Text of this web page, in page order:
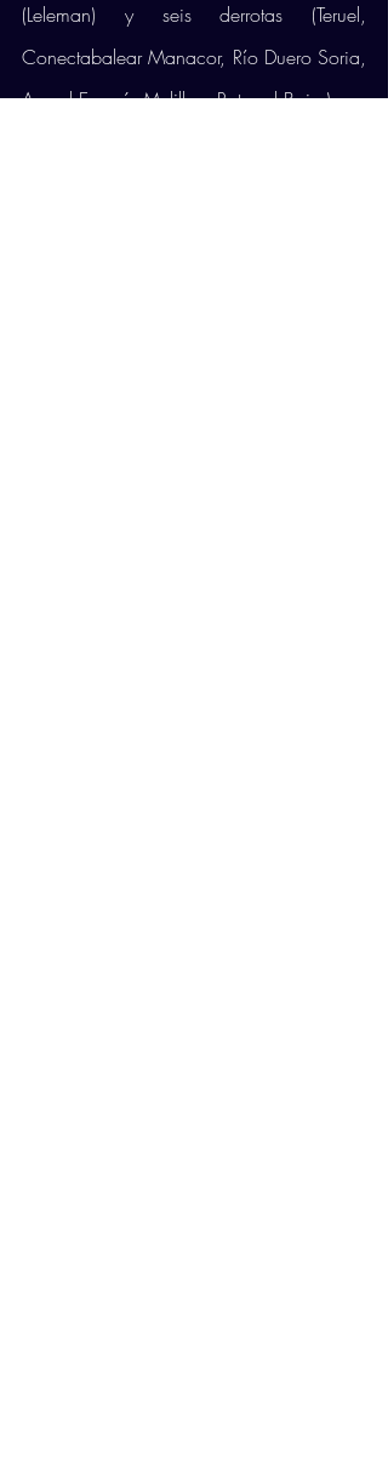
(Leleman) y seis derrotas (Teruel,
Conectabalear Manacor, Río Duero Soria,
Arenal Emevé, Melilla y Rotogal Boiro).